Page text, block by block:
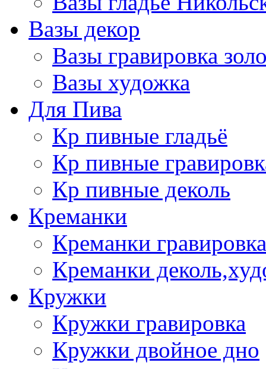
Вазы декор
Вазы гравировка
Вазы художка
Для Пива
Кр пивные гладьё
Кр пивные
Кр пивные деколь
Креманки
Креманки
Креманки
Кружки
Кружки гравировка
Кружки двойное дно